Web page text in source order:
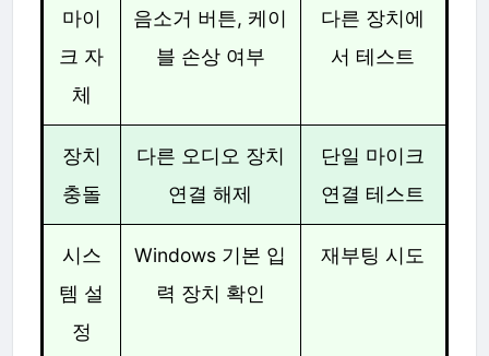
마이
크 자
체
음소거 버튼, 케이
블 손상 여부
다른 장치에
서 테스트
장치
충돌
다른 오디오 장치
연결 해제
단일 마이크
연결 테스트
시스
템 설
정
Windows 기본 입
력 장치 확인
재부팅 시도